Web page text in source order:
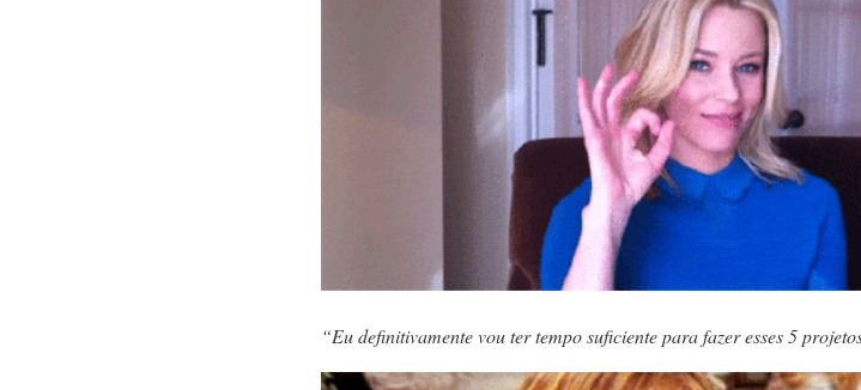
“Eu definitivamente vou ter tempo suficiente para fazer esses 5